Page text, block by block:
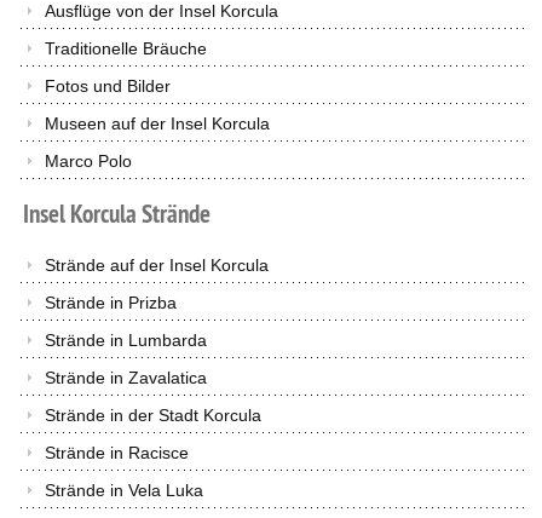
Ausflüge von der Insel Korcula
Traditionelle Bräuche
Fotos und Bilder
Museen auf der Insel Korcula
Marco Polo
InselKorculaStrände
Strände auf der Insel Korcula
Strände in Prizba
Strände in Lumbarda
Strände in Zavalatica
Strände in der Stadt Korcula
Strände in Racisce
Strände in Vela Luka